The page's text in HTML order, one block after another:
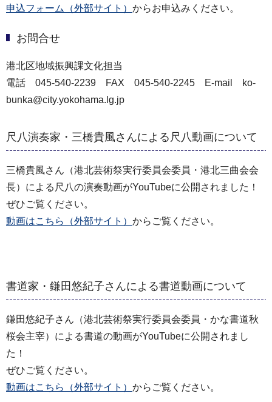
申込フォーム（外部サイト） からお申込みください。
お問合せ
港北区地域振興課文化担当
電話 045-540-2239 FAX 045-540-2245 E-mail ko-
bunka@city.yokohama.lg.jp
尺八演奏家・三橋貴風さんによる尺八動画について
三橋貴風さん（港北芸術祭実行委員会委員・港北三曲会会
長）による尺八の演奏動画がYouTubeに公開されました！
ぜひご覧ください。
動画はこちら（外部サイト） からご覧ください。
書道家・鎌田悠紀子さんによる書道動画について
鎌田悠紀子さん（港北芸術祭実行委員会委員・かな書道秋
桜会主宰）による書道の動画がYouTubeに公開されまし
た！
ぜひご覧ください。
動画はこちら（外部サイト） からご覧ください。